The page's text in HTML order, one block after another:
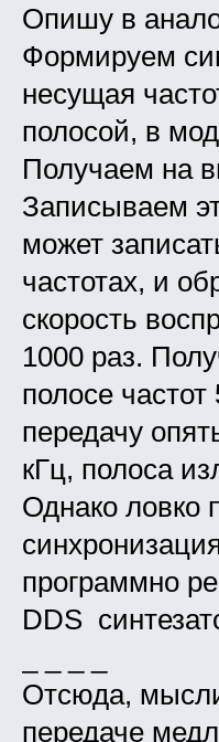
Опишу в
Формируем
несущая
полосой, в
Получаем на
Записываем
может
частотах, и
скорость
1000 раз.
полосе
передачу
кГц, полоса
Однако ловко
программно
DDS
Отсюда,
передаче